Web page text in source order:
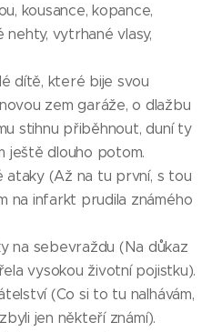
kousance, kopance,
nehty, vytrhané vlasy,
dítě, které bije svou
zem garáže, o dlažbu
stihnu přiběhnout, duní ty
ještě dlouho potom.
ataky (Až na tu první, s tou
na infarkt prudila známého
na sebevraždu (Na důkaz
vysokou životní pojistku).
(Co si to tu nalhávám,
jen někteří známí).